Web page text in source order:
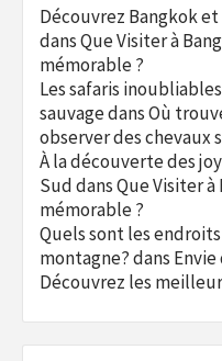
Découvrez Bangkok et
dansQue Visiter à
mémorable ?
Les safaris
sauvagedansOù
observer des chevaux
À la découverte des
SuddansQue Visiter
mémorable ?
Quels sont les
montagne?dans
Découvrez les